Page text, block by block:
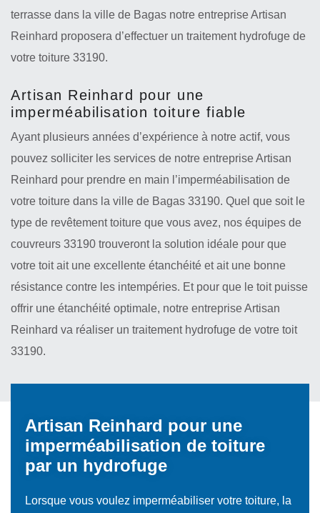
terrasse dans la ville de Bagas notre entreprise Artisan
Reinhard proposera d’effectuer un traitement hydrofuge de
votre toiture 33190.
Artisan Reinhard pour une
imperméabilisation toiture fiable
Ayant plusieurs années d’expérience à notre actif, vous
pouvez solliciter les services de notre entreprise Artisan
Reinhard pour prendre en main l’imperméabilisation de
votre toiture dans la ville de Bagas 33190. Quel que soit le
type de revêtement toiture que vous avez, nos équipes de
couvreurs 33190 trouveront la solution idéale pour que
votre toit ait une excellente étanchéité et ait une bonne
résistance contre les intempéries. Et pour que le toit puisse
offrir une étanchéité optimale, notre entreprise Artisan
Reinhard va réaliser un traitement hydrofuge de votre toit
33190.
Artisan Reinhard pour une
imperméabilisation de toiture
par un hydrofuge
Lorsque vous voulez imperméabiliser votre toiture, la